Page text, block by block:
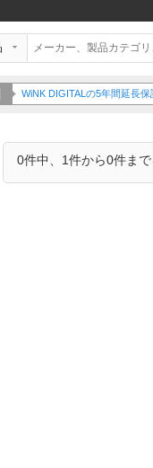
WiNK DIGITALの5年間延長
0件中、1件から0件ま